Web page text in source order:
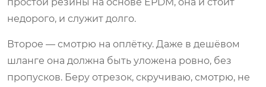
недорого, и служит долго.
Второе — смотрю на оплётку. Даже в дешёвом
шланге она должна быть уложена ровно, без
пропусков. Беру отрезок, скручиваю, смотрю, не